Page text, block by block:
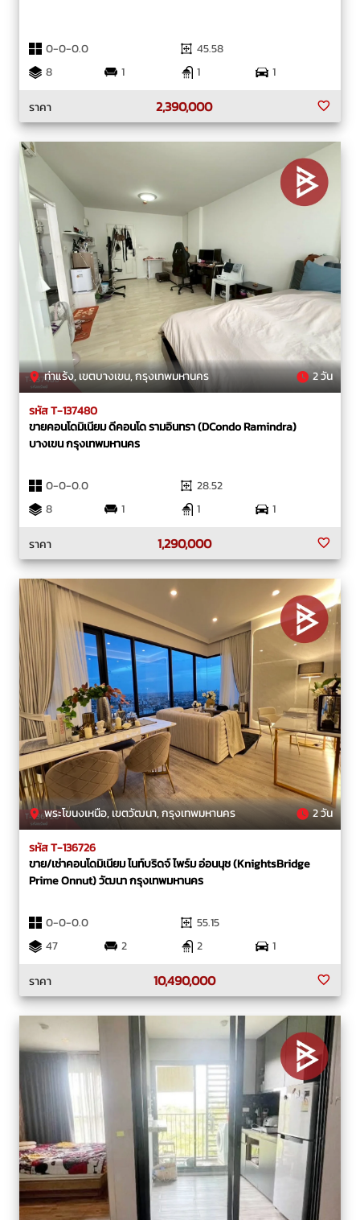
0-0-0.0
45.58
8
1 1
1
ราคา
2,390,000
ท่าแร้ง, เขตบางเขน, กรุงเทพมหานคร 2 วัน
รหัส T-137480
ขายคอนโดมิเนียม ดีคอนโด รามอินทรา (DCondo Ramindra)
บางเขน กรุงเทพมหานคร
0-0-0.0
28.52
8
1 1
1
ราคา
1,290,000
พระโขนงเหนือ, เขตวัฒนา, กรุงเทพมหานคร 2 วัน
รหัส T-136726
ขาย/เช่าคอนโดมิเนียม ไนท์บริดจ์ ไพร์ม อ่อนนุช (KnightsBridge
Prime Onnut) วัฒนา กรุงเทพมหานคร
0-0-0.0
55.15
47
2 2
1
ราคา
10,490,000